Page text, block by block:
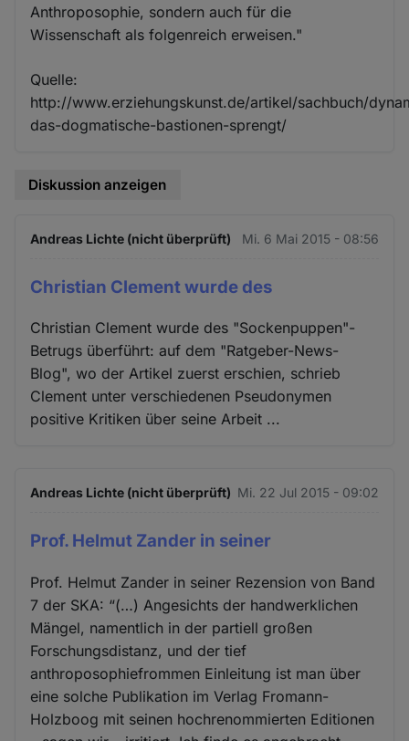
Anthroposophie, sondern auch für die
Wissenschaft als folgenreich erweisen."
Quelle:
http://www.erziehungskunst.de/artikel/sachbuch/
das-dogmatische-bastionen-sprengt/
Diskussion anzeigen
Andreas Lichte (nicht überprüft) Mi. 6 Mai 2015 - 08:56
Christian Clement wurde des
Christian Clement wurde des "Sockenpuppen"-
Betrugs überführt: auf dem "Ratgeber-News-
Blog", wo der Artikel zuerst erschien, schrieb
Clement unter verschiedenen Pseudonymen
positive Kritiken über seine Arbeit ...
Andreas Lichte (nicht überprüft) Mi. 22 Jul 2015 - 09:02
Prof. Helmut Zander in seiner
Prof. Helmut Zander in seiner Rezension von Band
7 der SKA: “(…) Angesichts der handwerklichen
Mängel, namentlich in der partiell großen
Forschungsdistanz, und der tief
anthroposophiefrommen Einleitung ist man über
eine solche Publikation im Verlag Fromann-
Holzboog mit seinen hochrenommierten Editionen